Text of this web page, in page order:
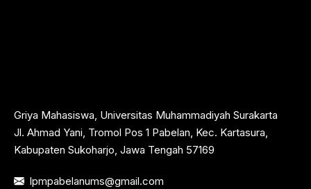
Griya Mahasiswa, Universitas Muhammadiyah Surakarta
Jl. Ahmad Yani, Tromol Pos 1 Pabelan, Kec. Kartasura,
Kabupaten Sukoharjo, Jawa Tengah 57169
lpmpabelanums@gmail.com